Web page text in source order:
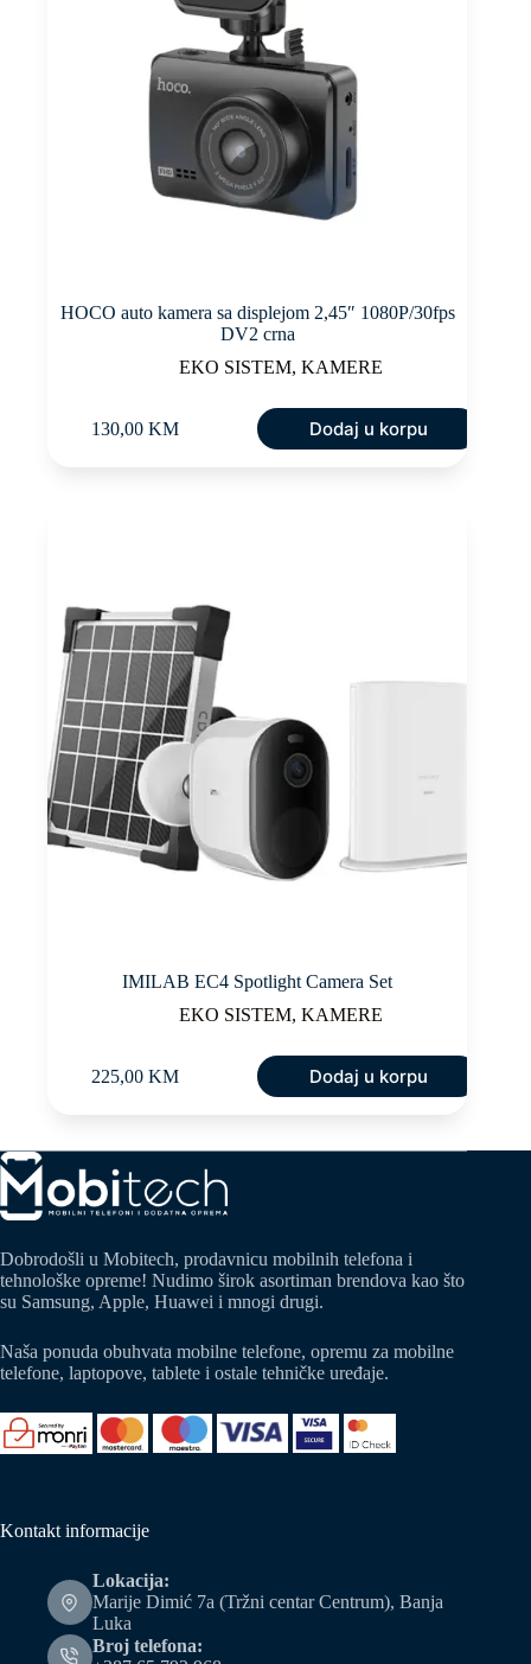
HOCO auto kamera sa displejom 2,45″ 1080P/30fps
DV2 crna
EKO SISTEM,KAMERE
130,00 KM Dodaj u korpu
IMILAB EC4 Spotlight Camera Set
EKO SISTEM,KAMERE
225,00 KM Dodaj u korpu
Dobrodošli u Mobitech, prodavnicu mobilnih telefona i
tehnološke opreme! Nudimo širok asortiman brendova kao što
su Samsung, Apple, Huawei i mnogi drugi.
Naša ponuda obuhvata mobilne telefone, opremu za mobilne
telefone, laptopove, tablete i ostale tehničke uređaje.
Kontakt informacije
Lokacija:
Marije Dimić 7a (Tržni centar Centrum), Banja
Luka
Broj telefona: